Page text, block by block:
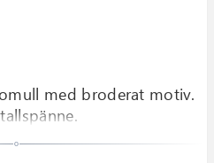
med broderat motiv.